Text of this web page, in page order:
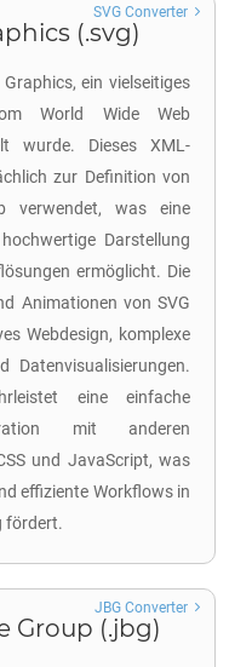
(.svg)
ein vielseitiges
World Wide Web
wurde. Dieses XML-
zur Definition von
verwendet, was eine
Darstellung
ermöglicht. Die
Animationen von SVG
Webdesign, komplexe
Datenvisualisierungen.
eine einfache
mit anderen
und JavaScript, was
effiziente Workflows in
fördert.
SVG Converter
Group (.jbg)
JBG Converter